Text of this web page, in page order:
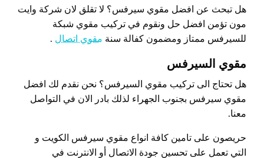
هل تبحث عن افضل مقوي سيرفس؟ لا تقلق لان شركة وايت
مون تؤمن افضل حل ونقوم في تركيب مقوي شبكة
للسيرفس ممتاز ومضمون كفالة سنة مقوي اتصال .
مقوي السيرفس
هل تحتاج الى تركيب مقوي السيرفس؟ نحن نقدم لك افضل
مقوي سيرفس بجنوب الجهراء لذلك بادر الان في التواصل
معنا.
حريصون على تامين كافة انواع مقوي سيرفس الكويت و
التي تعمل على تحسين جودة الاتصال أو الانترنت في